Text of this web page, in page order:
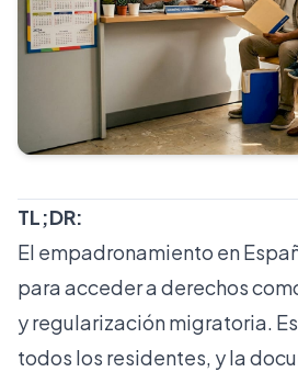
TL;DR:
El empadronamiento en
para acceder a derechos
y regularización migratoria.
todos los residentes, y la